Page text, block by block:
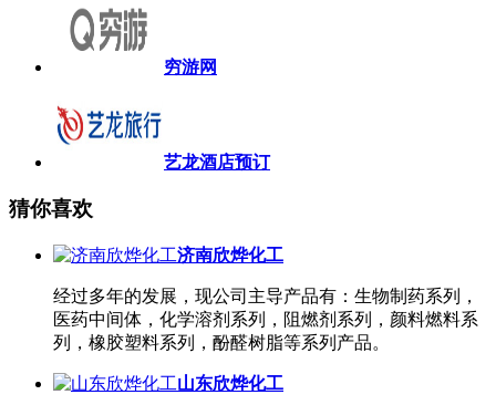
穷游网
艺龙酒店预订
猜你喜欢
济南欣烨化工
经过多年的发展，现公司主导产品有：生物制药系列，
医药中间体，化学溶剂系列，阻燃剂系列，颜料燃料系
列，橡胶塑料系列，酚醛树脂等系列产品。
山东欣烨化工